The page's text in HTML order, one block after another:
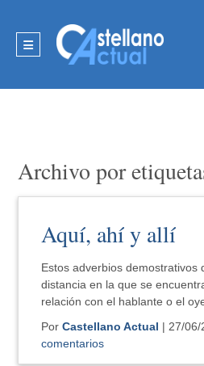
Archivo por
Aquí, ahí y allí
Estos adverbios demostrativos
distancia en la que se
relación con el hablante o el
PorCastellano Actual | 27/
comentarios